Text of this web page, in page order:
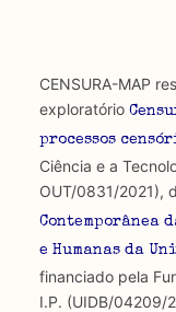
CENSURA-MAP
exploratório
processos
Ciência e a
OUT/0831/2021),
Contemporânea
e Humanas da
financiado pela
I.P. (UIDB/04209/